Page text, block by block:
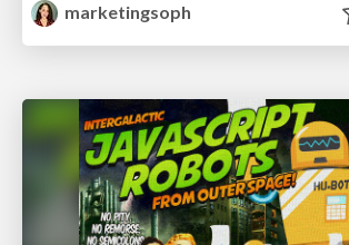
marketingsoph